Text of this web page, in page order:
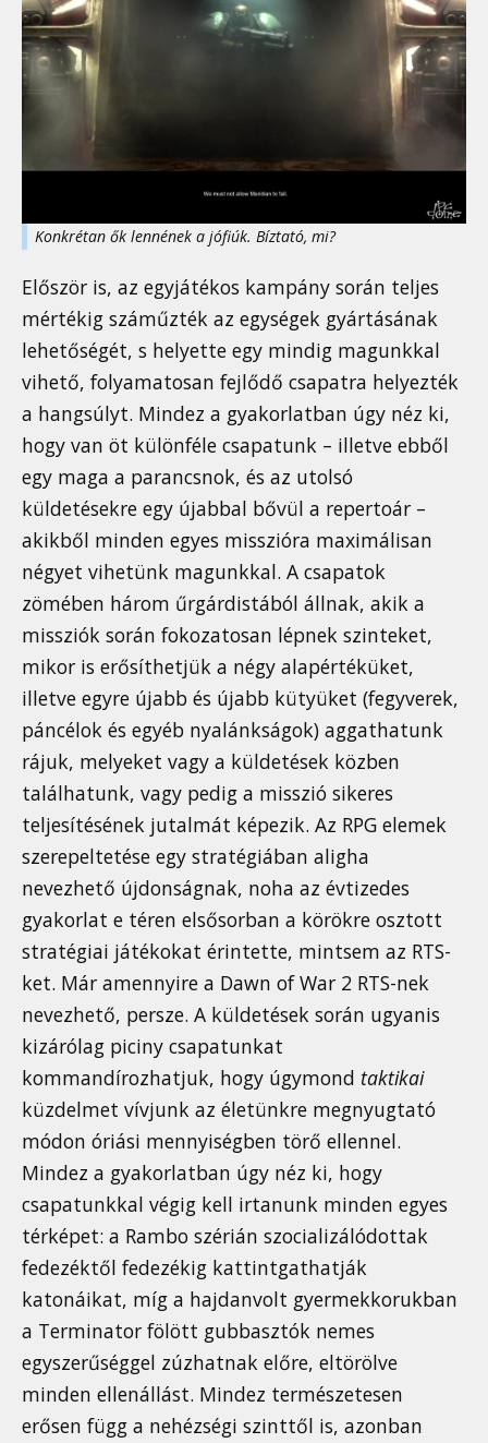
Konkrétan ők lennének a jófiúk. Bíztató, mi?
Először is, az egyjátékos kampány során teljes
mértékig száműzték az egységek gyártásának
lehetőségét, s helyette egy mindig magunkkal
vihető, folyamatosan fejlődő csapatra helyezték
a hangsúlyt. Mindez a gyakorlatban úgy néz ki,
hogy van öt különféle csapatunk – illetve ebből
egy maga a parancsnok, és az utolsó
küldetésekre egy újabbal bővül a repertoár –
akikből minden egyes misszióra maximálisan
négyet vihetünk magunkkal. A csapatok
zömében három űrgárdistából állnak, akik a
missziók során fokozatosan lépnek szinteket,
mikor is erősíthetjük a négy alapértéküket,
illetve egyre újabb és újabb kütyüket (fegyverek,
páncélok és egyéb nyalánkságok) aggathatunk
rájuk, melyeket vagy a küldetések közben
találhatunk, vagy pedig a misszió sikeres
teljesítésének jutalmát képezik. Az RPG elemek
szerepeltetése egy stratégiában aligha
nevezhető újdonságnak, noha az évtizedes
gyakorlat e téren elsősorban a körökre osztott
stratégiai játékokat érintette, mintsem az RTS-
ket. Már amennyire a Dawn of War 2 RTS-nek
nevezhető, persze. A küldetések során ugyanis
kizárólag piciny csapatunkat
kommandírozhatjuk, hogy úgymond taktikai
küzdelmet vívjunk az életünkre megnyugtató
módon óriási mennyiségben törő ellennel.
Mindez a gyakorlatban úgy néz ki, hogy
csapatunkkal végig kell irtanunk minden egyes
térképet: a Rambo szérián szocializálódottak
fedezéktől fedezékig kattintgathatják
katonáikat, míg a hajdanvolt gyermekkorukban
a Terminator fölött gubbasztók nemes
egyszerűséggel zúzhatnak előre, eltörölve
minden ellenállást. Mindez természetesen
erősen függ a nehézségi szinttől is, azonban